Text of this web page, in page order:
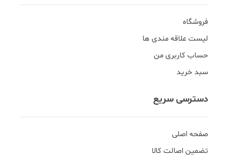
فروشگاه
لیست علاقه مندی ها
حساب کاربری من
سبد خرید
دسترسی سریع
صفحه اصلی
تضمین اصالت کالا